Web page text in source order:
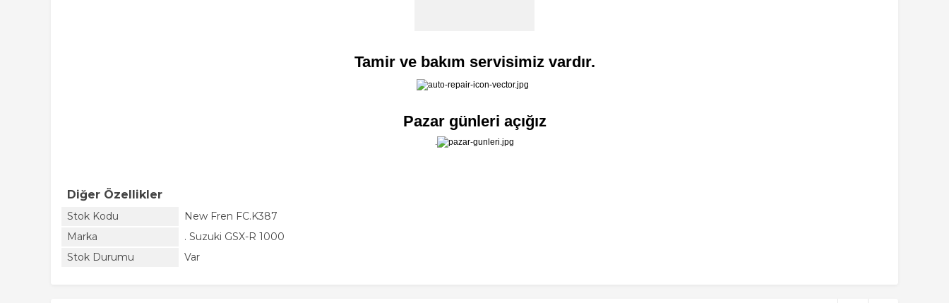
Tamir ve bakım servisimiz vardır.
Pazar günleri açığız
.
Diğer Özellikler
Stok Kodu
New Fren FC.K387
Marka
. Suzuki GSX-R 1000
Stok Durumu
Var